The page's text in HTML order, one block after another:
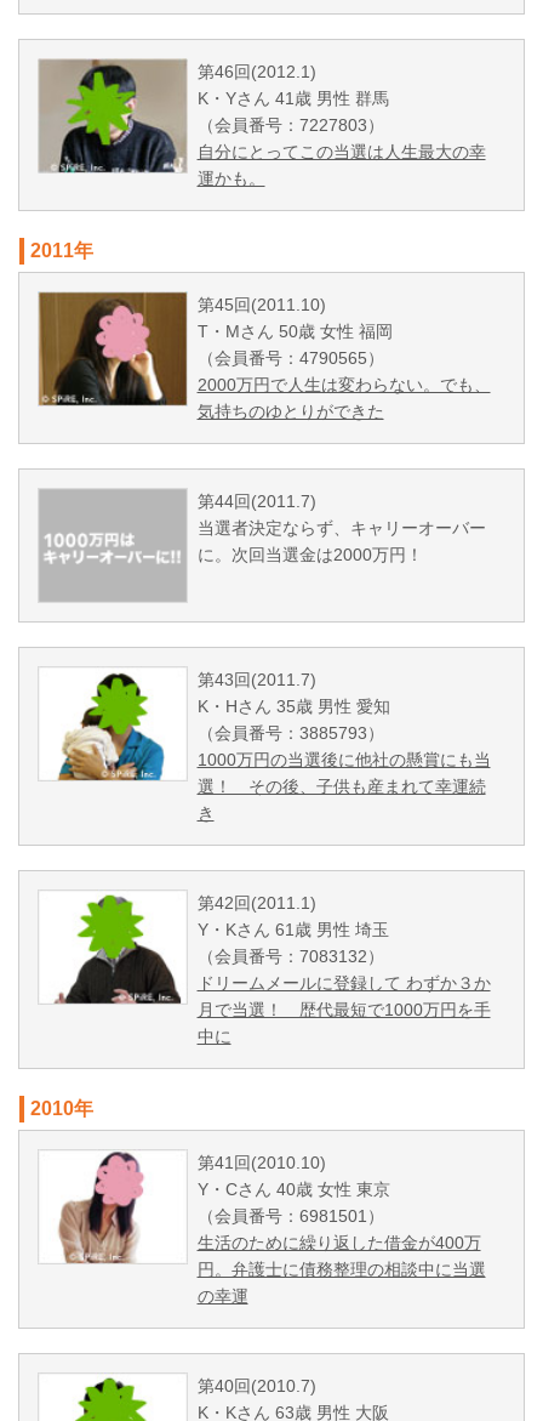
第46回(2012.1)
K・Yさん 41歳 男性 群馬
（会員番号：7227803）
自分にとってこの当選は人生最大の幸
運かも。
2011年
第45回(2011.10)
T・Mさん 50歳 女性 福岡
（会員番号：4790565）
2000万円で人生は変わらない。でも、
気持ちのゆとりができた
第44回(2011.7)
当選者決定ならず、キャリーオーバー
に。次回当選金は2000万円！
第43回(2011.7)
K・Hさん 35歳 男性 愛知
（会員番号：3885793）
1000万円の当選後に他社の懸賞にも当
選！ その後、子供も産まれて幸運続
き
第42回(2011.1)
Y・Kさん 61歳 男性 埼玉
（会員番号：7083132）
ドリームメールに登録して わずか３か
月で当選！ 歴代最短で1000万円を手
中に
2010年
第41回(2010.10)
Y・Cさん 40歳 女性 東京
（会員番号：6981501）
生活のために繰り返した借金が400万
円。弁護士に債務整理の相談中に当選
の幸運
第40回(2010.7)
K・Kさん 63歳 男性 大阪